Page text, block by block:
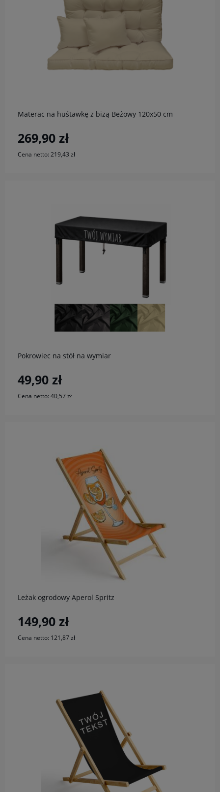
Materac na huśtawkę z bizą Beżowy 120x50 cm
269,90 zł
Cena netto: 219,43 zł
do koszyka
Pokrowiec na stół na wymiar
49,90 zł
Cena netto: 40,57 zł
do koszyka
Leżak ogrodowy Aperol Spritz
149,90 zł
Cena netto: 121,87 zł
do koszyka